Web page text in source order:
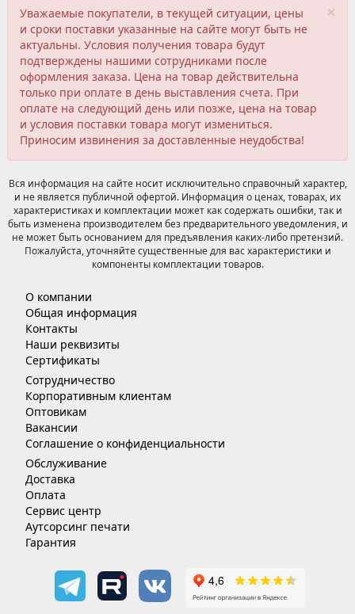
×
Уважаемые покупатели, в текущей ситуации, цены
и сроки поставки указанные на сайте могут быть не
актуальны. Условия получения товара будут
подтверждены нашими сотрудниками после
оформления заказа. Цена на товар действительна
только при оплате в день выставления счета. При
оплате на следующий день или позже, цена на товар
и условия поставки товара могут измениться.
Приносим извинения за доставленные неудобства!
Вся информация на сайте носит исключительно справочный характер,
и не является публичной офертой. Информация о ценах, товарах, их
характеристиках и комплектации может как содержать ошибки, так и
быть изменена производителем без предварительного уведомления, и
не может быть основанием для предъявления каких-либо претензий.
Пожалуйста, уточняйте существенные для вас характеристики и
компоненты комплектации товаров.
О компании
Общая информация
Контакты
Наши реквизиты
Сертификаты
Сотрудничество
Корпоративным клиентам
Оптовикам
Вакансии
Соглашение о конфиденциальности
Обслуживание
Доставка
Оплата
Сервис центр
Аутсорсинг печати
Гарантия